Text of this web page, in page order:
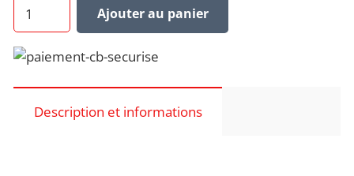
quantité
de
Variomètre
LXNAV
SxHAWK
Ajouter au panier
Description et informations